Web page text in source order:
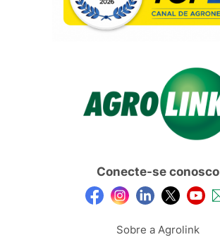
Conecte-se conosco
Sobre a Agrolink